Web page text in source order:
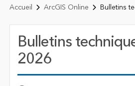
Accueil ArcGIS Online Bulletins
Bulletins
2026